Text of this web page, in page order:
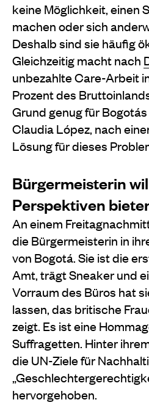
keine Möglichkeit, einen
machen oder sich
Deshalb sind sie häufig
Gleichzeitig macht nach
unbezahlte Care-Arbeit
Prozent des
Grund genug für
Claudia López, nach
Lösung für dieses
Bürgermeisterin
Perspektiven
An einem
die Bürgermeisterin in
von Bogotá. Sie ist die
Amt, trägt Sneaker und
Vorraum des Büros hat
lassen, das britische
zeigt. Es ist eine
Suffragetten. Hinter
die UN-Ziele für
hervorgehoben.